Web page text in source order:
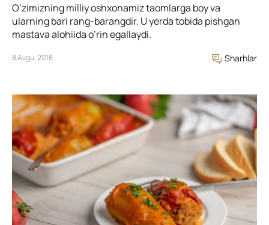
O’zimizning milliy oshxonamiz taomlarga boy va
ularning bari rang-barangdir. U yerda tobida pishgan
mastava alohiida o’rin egallaydi.
8 Avgu, 2018 Sharhlar